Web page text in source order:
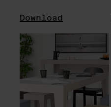
Download